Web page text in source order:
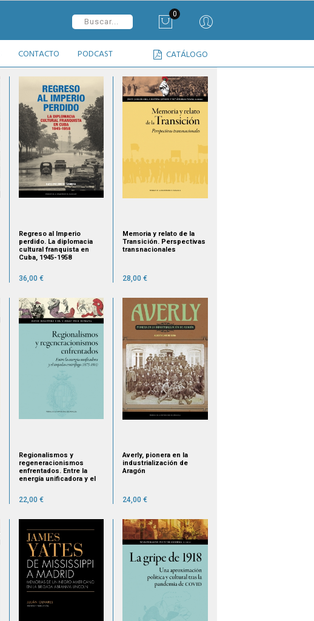
0
CATÁLOGO
CONTACTO PODCAST
Regreso al Imperio
perdido. La diplomacia
cultural franquista en
Cuba, 1945-1958
36,00 €
Memoria y relato de la
Transición. Perspectivas
transnacionales
28,00 €
Regionalismos y
regeneracionismos
enfrentados. Entre la
energía unificadora y el
22,00 €
Averly, pionera en la
industrialización de
Aragón
24,00 €